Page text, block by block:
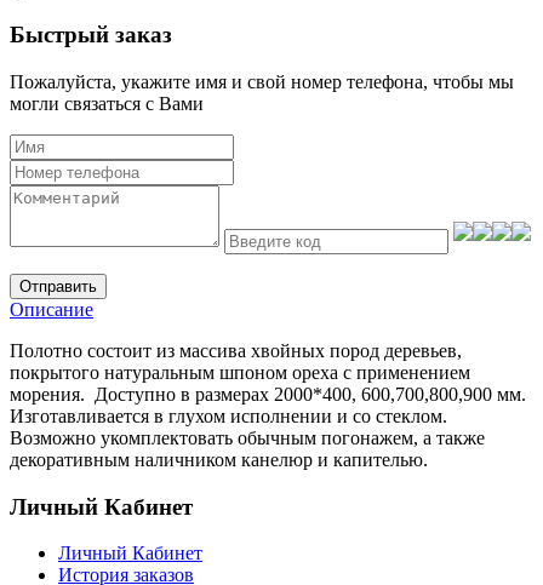
Быстрый заказ
Пожалуйста, укажите имя и свой номер телефона, чтобы мы
могли связаться с Вами
Отправить
Описание
Полотно состоит из массива хвойных пород деревьев,
покрытого натуральным шпоном ореха с применением
морения. Доступно в размерах 2000*400, 600,700,800,900 мм.
Изготавливается в глухом исполнении и со стеклом.
Возможно укомплектовать обычным погонажем, а также
декоративным наличником канелюр и капителью.
Личный Кабинет
Личный Кабинет
История заказов